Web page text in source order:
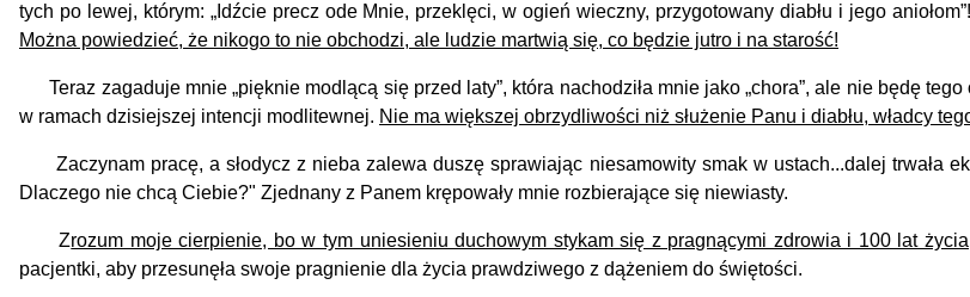
tych po lewej, którym: „Idźcie precz ode Mnie, przeklęci, w ogień wieczny, przygotowany diabłu i jego
Można powiedzieć, że nikogo to nie obchodzi, ale ludzie martwią się, co będzie jutro i na starość!
Teraz zagaduje mnie „pięknie modlącą się przed laty”, która nachodziła mnie jako „chora”, ale nie będę
w ramach dzisiejszej intencji modlitewnej. Nie ma większej obrzydliwości niż służenie Panu i diabłu, władcy
Zaczynam pracę, a słodycz z nieba zalewa duszę sprawiając niesamowity smak w ustach...dalej trwała
Dlaczego nie chcą Ciebie?" Zjednany z Panem krępowały mnie rozbierające się niewiasty.
Zrozum moje cierpienie, bo w tym uniesieniu duchowym stykam się z pragnącymi zdrowia i 100 lat
pacjentki, aby przesunęła swoje pragnienie dla życia prawdziwego z dążeniem do świętości.